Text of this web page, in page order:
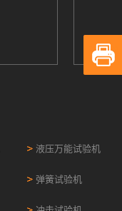
液压万能试验机
弹簧试验机